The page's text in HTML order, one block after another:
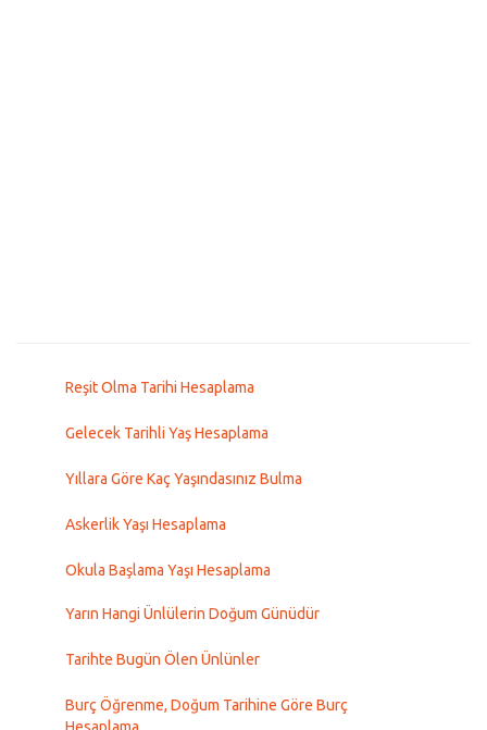
Reşit Olma Tarihi Hesaplama
Gelecek Tarihli Yaş Hesaplama
Yıllara Göre Kaç Yaşındasınız Bulma
Askerlik Yaşı Hesaplama
Okula Başlama Yaşı Hesaplama
Yarın Hangi Ünlülerin Doğum Günüdür
Tarihte Bugün Ölen Ünlünler
Burç Öğrenme, Doğum Tarihine Göre Burç